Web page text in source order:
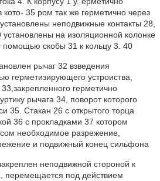
кото- 35 ром так же герметично через
неподвижные контакты 28,
на изоляционной колонке
помощью скобы 31 к кольцу 3. 40
рычаг 32 взведения
герметизирующего устроиства,
герметично
рычага 34, поворот которого
35. Стакан 26 с открытого торца
36 с прокладками 37 котором
необходимое разрежение,
и подвижный конец сильфона
неподвижной стороной к
перемещается под действием